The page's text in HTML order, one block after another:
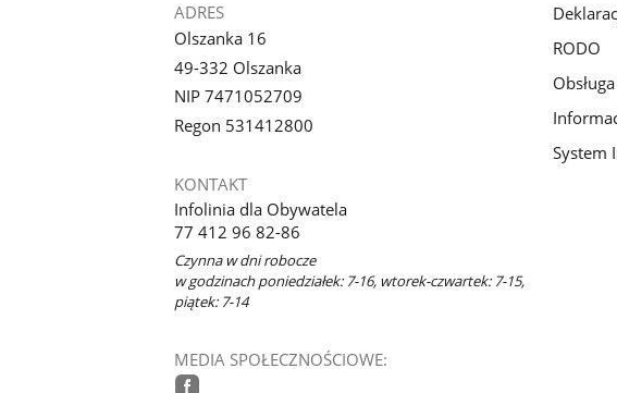
ADRES
Olszanka 16
49-332 Olszanka
NIP 7471052709
Regon 531412800
KONTAKT
Infolinia dla Obywatela
77 412 96 82-86
Czynna w dni robocze
w godzinach poniedziałek: 7-16, wtorek-czwartek: 7-15,
piątek: 7-14
MEDIA SPOŁECZNOŚCIOWE:
RODO
System